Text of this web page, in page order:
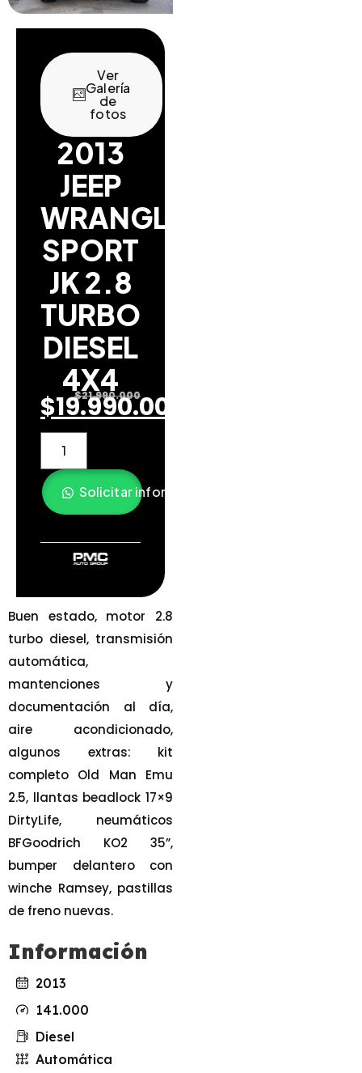
Ver
Galería
de
fotos
2013
JEEP
WRANGLER
SPORT
JK 2.8
TURBO
DIESEL
4X4
$21.990.000
$19.990.000
Solicitar información
Buen estado, motor 2.8
turbo diesel, transmisión
automática,
mantenciones y
documentación al día,
aire acondicionado,
algunos extras: kit
completo Old Man Emu
2.5, llantas beadlock 17×9
DirtyLife, neumáticos
BFGoodrich KO2 35”,
bumper delantero con
winche Ramsey, pastillas
de freno nuevas.
Información
2013
141.000
Diesel
Automática